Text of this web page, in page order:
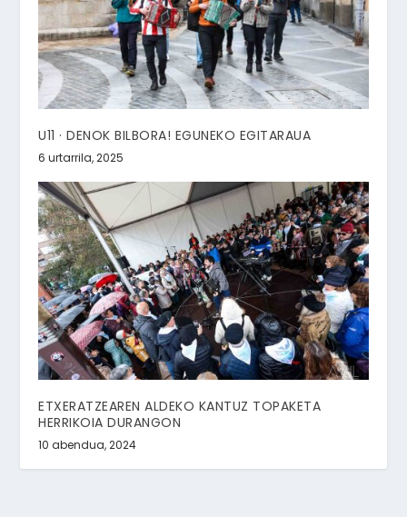
U11 · DENOK BILBORA! EGUNEKO EGITARAUA
6 urtarrila, 2025
ETXERATZEAREN ALDEKO KANTUZ TOPAKETA
HERRIKOIA DURANGON
10 abendua, 2024